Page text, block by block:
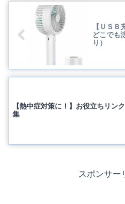
【ＵＳＢ
どこでも
り）
【熱中症対策に！】お役立ちリンク
集
スポンサー